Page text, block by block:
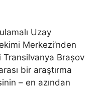
Uzay
Merkezi’nden
Transilvanya Brașov
bir araştırma
– en azından